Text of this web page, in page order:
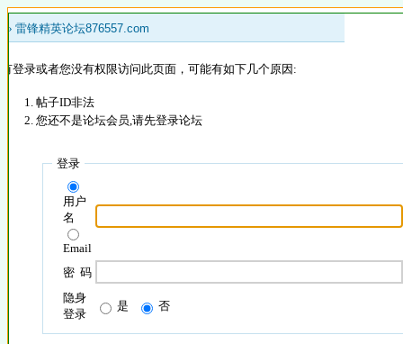
» 雷锋精英论坛876557.com
登录或者您没有权限访问此页面，可能有如下几个原因:
帖子ID非法
您还不是论坛会员,请先登录论坛
登录
用户
名
Email
密 码
隐身
登录
是 否